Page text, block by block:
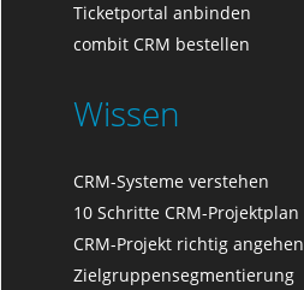
Ticketportal anbinden
combit CRM bestellen
Wissen
CRM-Systeme verstehen
10 Schritte CRM-Projektplan
CRM-Projekt richtig angehen
Zielgruppensegmentierung